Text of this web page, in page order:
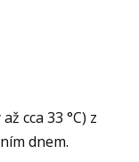
cca 33 °C) z
dnem.